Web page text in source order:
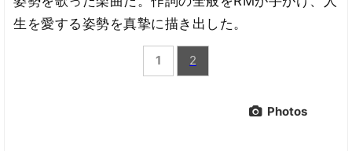
生を愛する姿勢を真摯に描き出した。
1 2
Photos